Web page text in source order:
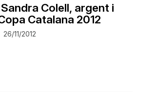
Colell, argent i
Catalana 2012
26/11/2012